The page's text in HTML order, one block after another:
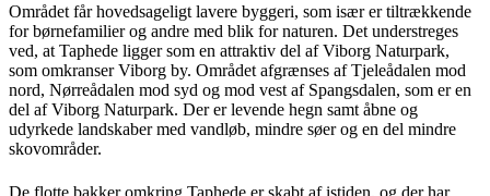
Området får hovedsageligt lavere byggeri, som især er tiltrækkende
for børnefamilier og andre med blik for naturen. Det understreges
ved, at Taphede ligger som en attraktiv del af Viborg Naturpark,
som omkranser Viborg by. Området afgrænses af Tjeleådalen mod
nord, Nørreådalen mod syd og mod vest af Spangsdalen, som er en
del af Viborg Naturpark. Der er levende hegn samt åbne og
udyrkede landskaber med vandløb, mindre søer og en del mindre
skovområder.